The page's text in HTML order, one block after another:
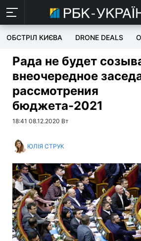
ОБСТРІЛ КИЄВА DRONE DEALS
Рада не будет
внеочередное
рассмотрения
бюджета-2021
18:41 08.12.2020 Вт
ЮЛІЯ СТРУК